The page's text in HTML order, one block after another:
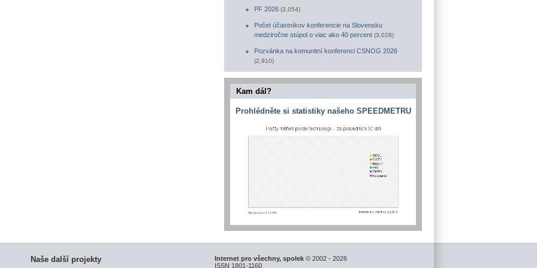
PF 2026 (3,054)
Počet účastníkov konferencie na Slovensku
medziročne stúpol o viac ako 40 percent (3,028)
Pozvánka na komunitní konferenci CSNOG 2026
(2,910)
Kam dál?
Prohlédněte si statistiky našeho SPEEDMETRU
Naše další projekty Internet pro všechny, spolek © 2002 - 2026
ISSN 1801-1160